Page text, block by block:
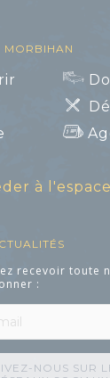
MORBIHAN
à
recevoir toute
:
NOUS SUR